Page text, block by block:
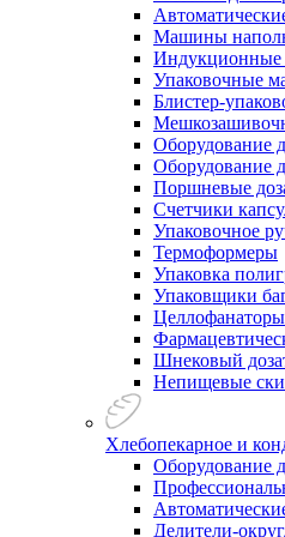
Машины
Индукционные
Упаковочные
Блистер-
Оборудование
Оборудование
Поршневые
Счетчики
Упаковочное
Термоформеры
Упаковка
Упаковщики
Целлофанаторы
Шнековый
Непищевые
Хлебопекарное и
Оборудование
Делители-